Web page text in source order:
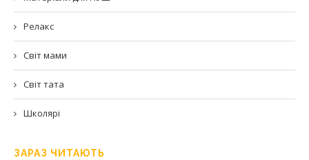
Релакс
Світ мами
Світ тата
Школярі
ЗАРАЗ ЧИТАЮТЬ